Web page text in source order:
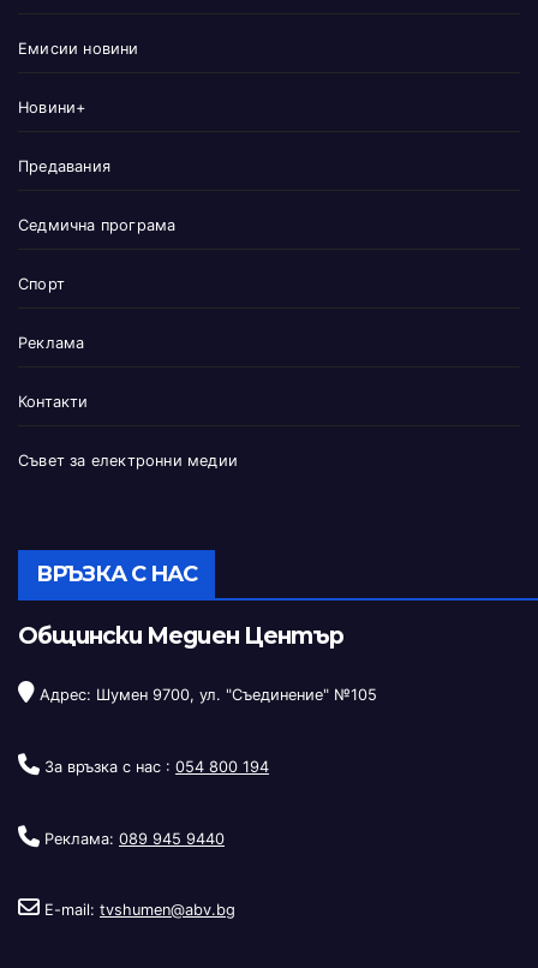
Емисии новини
Новини+
Предавания
Седмична програма
Спорт
Реклама
Контакти
Съвет за електронни медии
ВРЪЗКА С НАС
Общински Медиен Център
Адрес: Шумен 9700, ул. "Съединение" №105
За връзка с нас : 054 800 194
Реклама: 089 945 9440
E-mail: tvshumen@abv.bg